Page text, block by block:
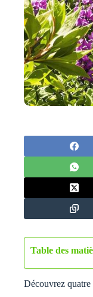
Table des
Découvrez quatre